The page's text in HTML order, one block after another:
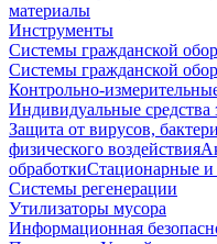
материалы
Инструменты
Системы гражданской
Системы гражданской
Контрольно-
Индивидуальные
Защита от вирусов,
физического воздействия
обработкиСтационарные
Системы регенерации
Утилизаторы мусора
Информационная